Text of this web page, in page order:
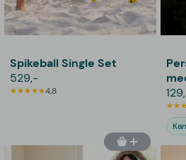
Spikeball Single Set
529,-
4,8